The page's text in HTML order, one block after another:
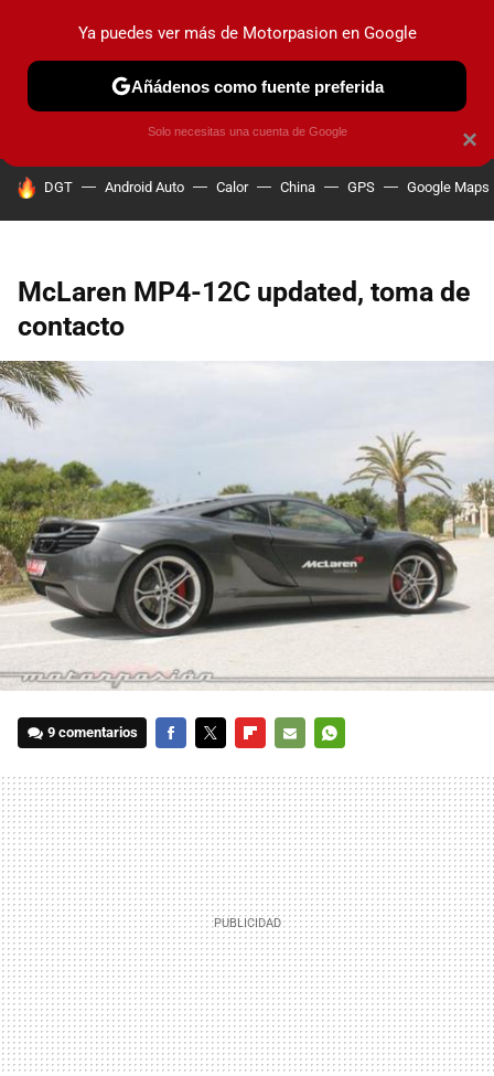
PRUEBAS COCHES ELÉCTRICOS OBSERVATORIO
HOY SE HABLA DE
DGT Android Auto Calor China GPS Google Maps
McLaren MP4-12C updated, toma de
contacto
9 comentarios
MAIL
×
Ya puedes ver más de Motorpasion en Google
Añádenos como fuente preferida
Solo necesitas una cuenta de Google